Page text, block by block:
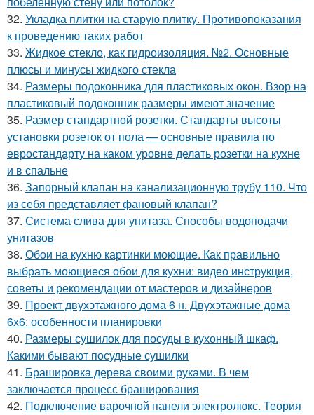
32. Укладка плитки на старую плитку. Противопоказания
к проведению таких работ
33. Жидкое стекло, как гидроизоляция. №2. Основные
плюсы и минусы жидкого стекла
34. Размеры подоконника для пластиковых окон. Взор на
пластиковый подоконник размеры имеют значение
35. Размер стандартной розетки. Стандарты высоты
установки розеток от пола — основные правила по
евростандарту на каком уровне делать розетки на кухне
и в спальне
36. Запорный клапан на канализационную трубу 110. Что
из себя представляет фановый клапан?
37. Система слива для унитаза. Способы водоподачи
унитазов
38. Обои на кухню картинки моющие. Как правильно
выбрать моющиеся обои для кухни: видео инструкция,
советы и рекомендации от мастеров и дизайнеров
39. Проект двухэтажного дома 6 н. Двухэтажные дома
6х6: особенности планировки
40. Размеры сушилок для посуды в кухонный шкаф.
Какими бывают посудные сушилки
41. Брашировка дерева своими руками. В чем
заключается процесс браширования
42. Подключение варочной панели электролюкс. Теория